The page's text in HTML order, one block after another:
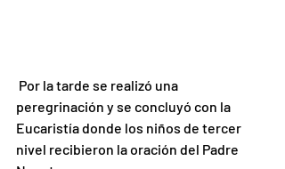
peregrinación y se concluyó con la
Eucaristía donde los niños de tercer
nivel recibieron la oración del Padre